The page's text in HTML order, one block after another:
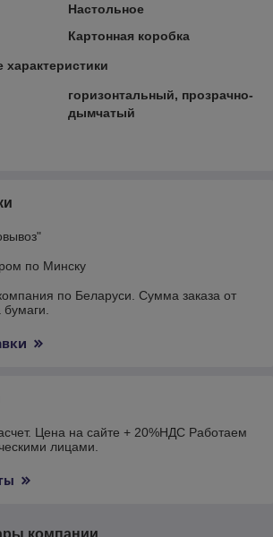
Настольное
Картонная коробка
характеристики
горизонтальный, прозрачно-
дымчатый
по Минску
по Беларуси. Сумма заказа от
Цена на сайте + 20%НДС Работаем
лицами.
компании